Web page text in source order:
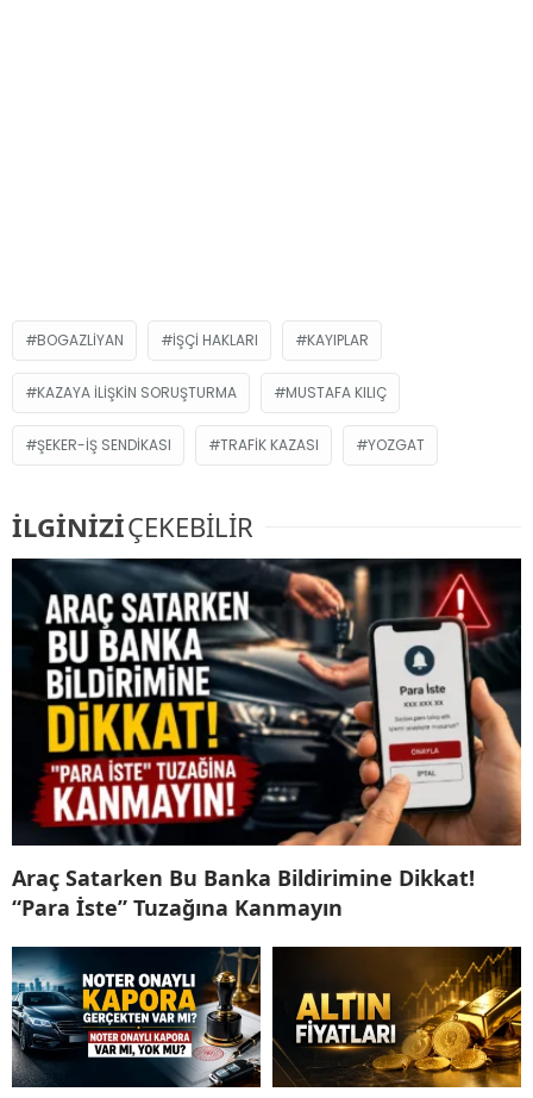
BOGAZLIYAN IŞÇI HAKLARI KAYIPLAR
KAZAYA ILIŞKIN SORUŞTURMA MUSTAFA KILIÇ
ŞEKER-İŞ SENDIKASI TRAFIK KAZASI YOZGAT
İLGİNİZİÇEKEBİLİR
Araç Satarken Bu Banka Bildirimine Dikkat!
“Para İste” Tuzağına Kanmayın